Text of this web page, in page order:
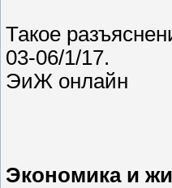
Такое
03-06/1/17.
ЭиЖ онлайн
Экономика и